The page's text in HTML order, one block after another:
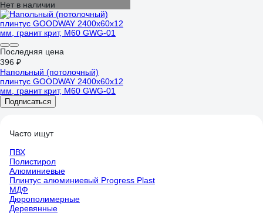
Нет в наличии
Последняя цена
396 ₽
Напольный (потолочный)
плинтус GOODWAY 2400x60x12
мм, гранит крит, M60 GWG-01
Подписаться
Часто ищут
ПВХ
Полистирол
Алюминиевые
Плинтус алюминиевый Progress Plast
МДФ
Дюрополимерные
Деревянные